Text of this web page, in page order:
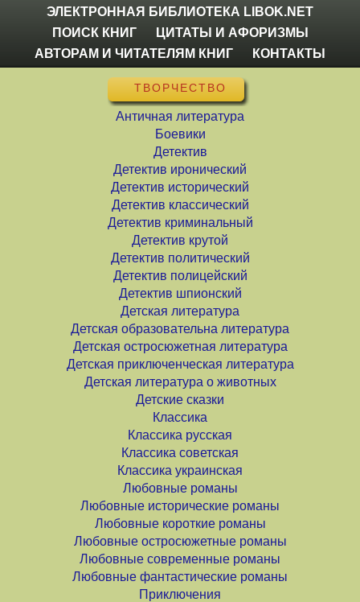
ЭЛЕКТРОННАЯ БИБЛИОТЕКА LIBOK.NET
ПОИСК КНИГ
ЦИТАТЫ И АФОРИЗМЫ
АВТОРАМ И ЧИТАТЕЛЯМ КНИГ
КОНТАКТЫ
ТВОРЧЕСТВО
Античная литература
Боевики
Детектив
Детектив иронический
Детектив исторический
Детектив классический
Детектив криминальный
Детектив крутой
Детектив политический
Детектив полицейский
Детектив шпионский
Детская литература
Детская образовательна литература
Детская остросюжетная литература
Детская приключенческая литература
Детская литература о животных
Детские сказки
Классика
Классика русская
Классика советская
Классика украинская
Любовные романы
Любовные исторические романы
Любовные короткие романы
Любовные остросюжетные романы
Любовные современные романы
Любовные фантастические романы
Приключения